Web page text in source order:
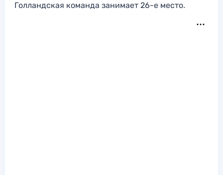
Голландская команда занимает 26-е место.